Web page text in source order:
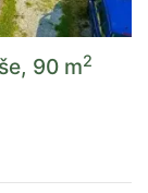
90 m2